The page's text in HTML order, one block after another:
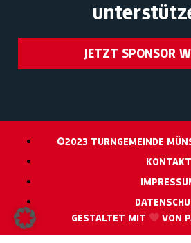
JETZT SPONSOR
©2023 TURNGEMEINDE
KONTAKT
GESTALTET MIT
VON